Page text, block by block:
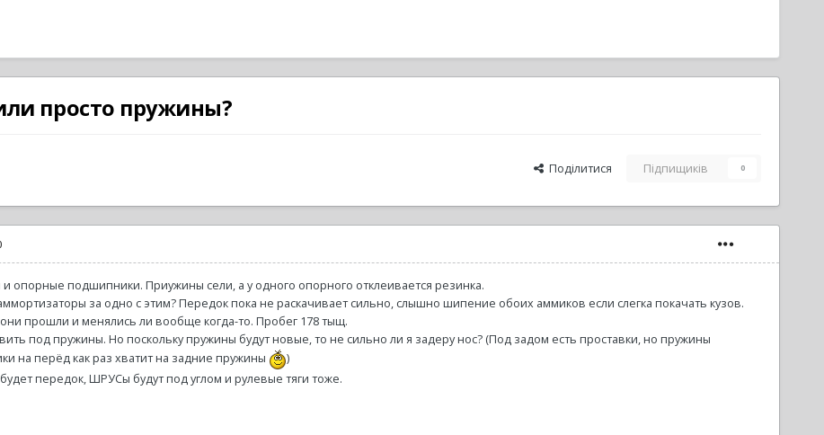
просто пружины?
Поділитися Підпищиків 0
опорные подшипники. Приужины сели, а у одного опорного отклеивается резинка.
за одно с этим? Передок пока не раскачивает сильно, слышно шипение обоих аммиков если слегка покачать кузов.
прошли и менялись ли вообще когда-то. Пробег 178 тыщ.
под пружины. Но поскольку пружины будут новые, то не сильно ли я задеру нос? (Под задом есть проставки, но пружины
на перёд как раз хватит на задние пружины
)
передок, ШРУСы будут под углом и рулевые тяги тоже.